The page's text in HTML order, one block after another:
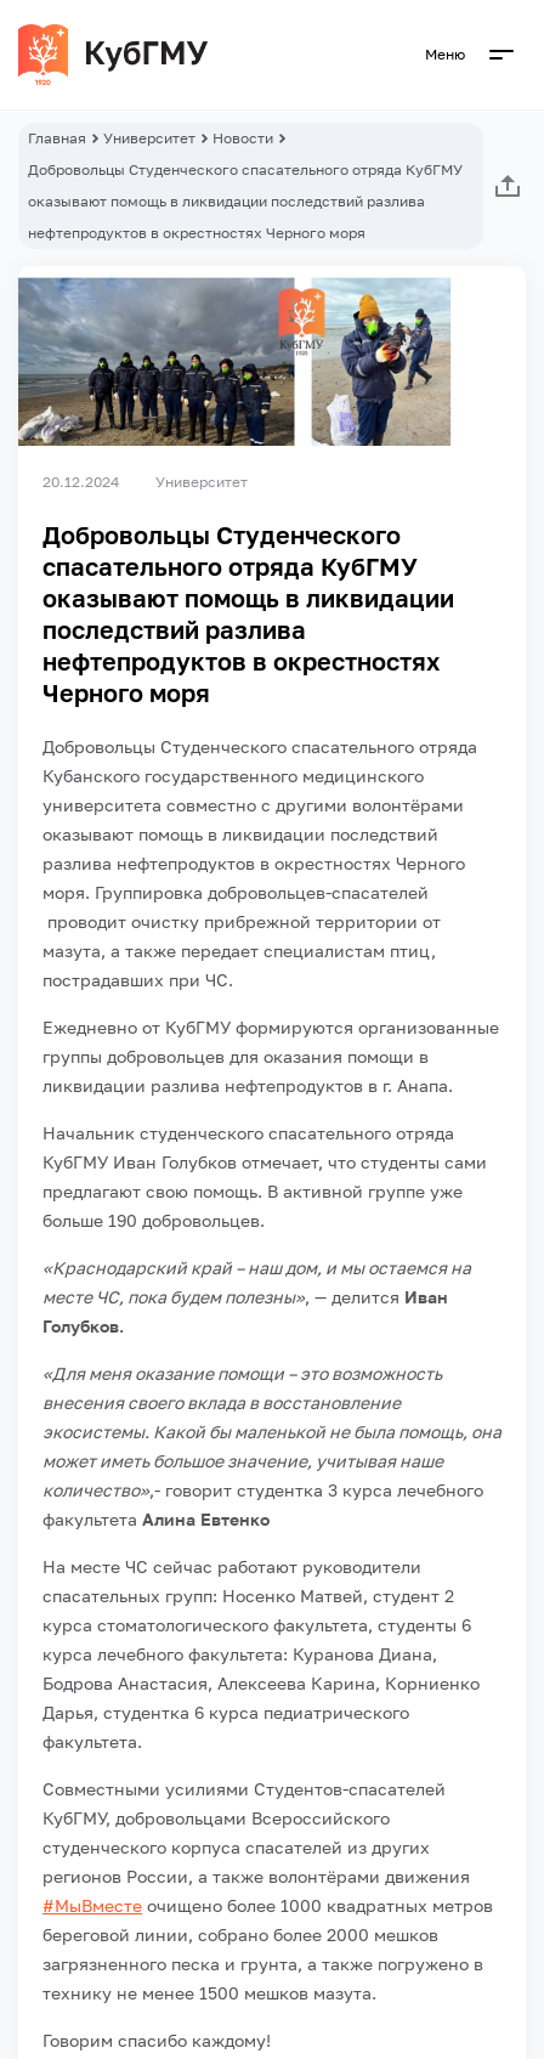
Меню
Главная Университет
Новости
Добровольцы Студенческого спасательного отряда КубГМУ
оказывают помощь в ликвидации последствий разлива
нефтепродуктов в окрестностях Черного моря
20.12.2024 Университет
Добровольцы Студенческого
спасательного отряда КубГМУ
оказывают помощь в ликвидации
последствий разлива
нефтепродуктов в окрестностях
Черного моря
Добровольцы Студенческого спасательного отряда
Кубанского государственного медицинского
университета совместно с другими волонтёрами
оказывают помощь в ликвидации последствий
разлива нефтепродуктов в окрестностях Черного
моря. Группировка добровольцев-спасателей
проводит очистку прибрежной территории от
мазута, а также передает специалистам птиц,
пострадавших при ЧС.
Ежедневно от КубГМУ формируются организованные
группы добровольцев для оказания помощи в
ликвидации разлива нефтепродуктов в г. Анапа.
Начальник студенческого спасательного отряда
КубГМУ Иван Голубков отмечает, что студенты сами
предлагают свою помощь. В активной группе уже
больше 190 добровольцев.
«Краснодарский край – наш дом, и мы остаемся на
месте ЧС, пока будем полезны», — делится Иван
Голубков.
«Для меня оказание помощи – это возможность
внесения своего вклада в восстановление
экосистемы. Какой бы маленькой не была помощь, она
может иметь большое значение, учитывая наше
количество»,- говорит студентка 3 курса лечебного
факультета Алина Евтенко
На месте ЧС сейчас работают руководители
спасательных групп: Носенко Матвей, студент 2
курса стоматологического факультета, студенты 6
курса лечебного факультета: Куранова Диана,
Бодрова Анастасия, Алексеева Карина, Корниенко
Дарья, студентка 6 курса педиатрического
факультета.
Совместными усилиями Студентов-спасателей
КубГМУ, добровольцами Всероссийского
студенческого корпуса спасателей из других
регионов России, а также волонтёрами движения
#МыВместе очищено более 1000 квадратных метров
береговой линии, собрано более 2000 мешков
загрязненного песка и грунта, а также погружено в
технику не менее 1500 мешков мазута.
Говорим спасибо каждому!